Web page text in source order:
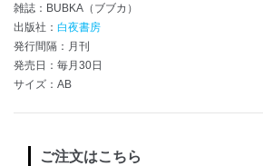
雑誌：BUBKA（ブブカ）
出版社： 白夜書房
発行間隔：月刊
発売日：毎月30日
サイズ：AB
ご注文はこちら